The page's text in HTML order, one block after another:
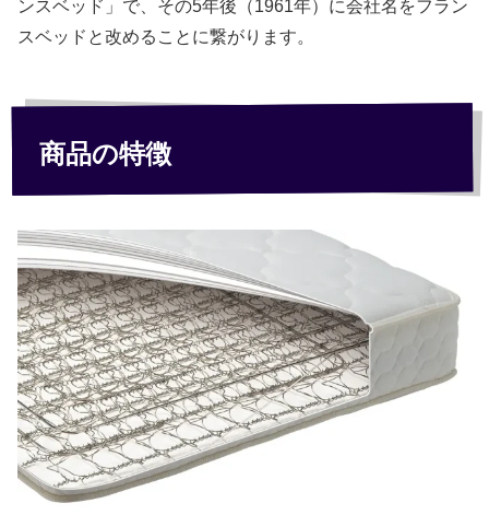
ンスベッド」で、その5年後（1961年）に会社名をフラン
スベッドと改めることに繋がります。
商品の特徴